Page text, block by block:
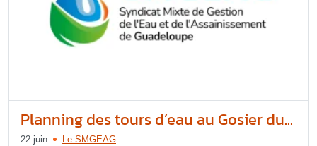
Planning des tours d’eau au Gosier du...
22 juin Le SMGEAG